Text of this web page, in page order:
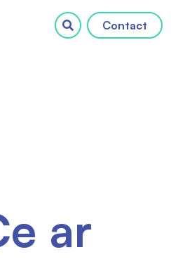
Contact
ar